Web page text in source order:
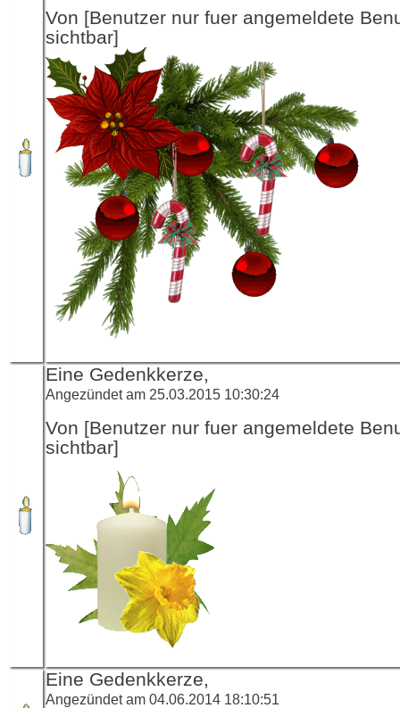
Von [Benutzer nur fuer angemeldete
sichtbar]
Eine Gedenkkerze,
Angezündet am 25.03.2015 10:30:24
Von [Benutzer nur fuer angemeldete
sichtbar]
Eine Gedenkkerze,
Angezündet am 04.06.2014 18:10:51